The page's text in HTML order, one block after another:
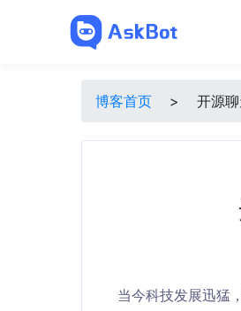
博客首页 > 开源
当今科技发展迅猛